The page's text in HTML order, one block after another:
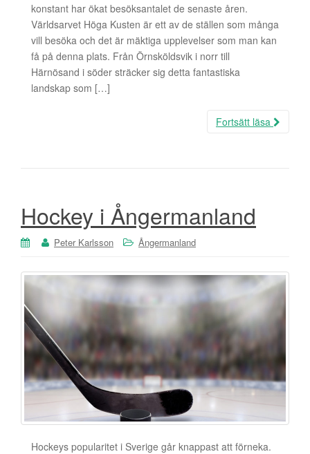
konstant har ökat besöksantalet de senaste åren.
Världsarvet Höga Kusten är ett av de ställen som många
vill besöka och det är mäktiga upplevelser som man kan
få på denna plats. Från Örnsköldsvik i norr till
Härnösand i söder sträcker sig detta fantastiska
landskap som […]
Fortsätt läsa
Hockey i Ångermanland
Peter Karlsson Ångermanland
Hockeys popularitet i Sverige går knappast att förneka.